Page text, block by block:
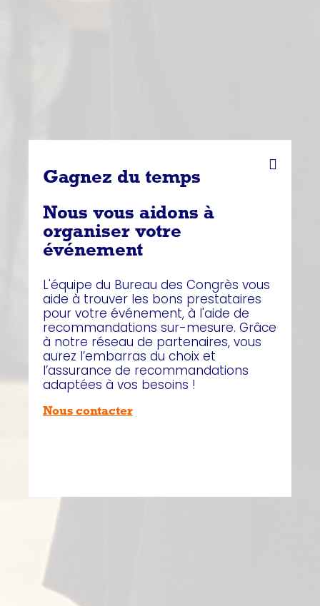
Gagnez du temps
Nous vous aidons à
organiser votre
événement
L'équipe du Bureau des Congrès vous
aide à trouver les bons prestataires
pour votre événement, à l'aide de
recommandations sur-mesure. Grâce
à notre réseau de partenaires, vous
aurez l’embarras du choix et
l’assurance de recommandations
adaptées à vos besoins !
Nous contacter